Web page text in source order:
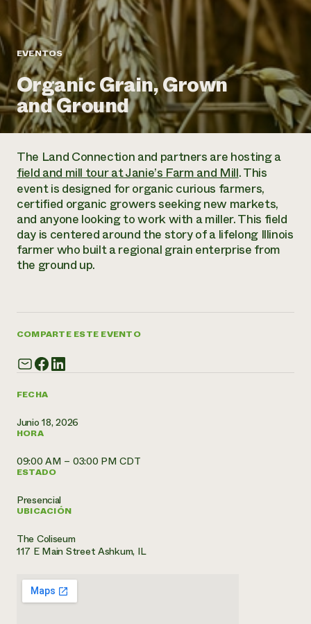
Informes anuales y financieros
Historias de impacto
Informe de
impacto 2024
LEER EL INFORME
Latinos en la agricultura
Sistemas alimentarios locales
Agricultura urbana
Las mujeres en la agricultura
Evento anual de reciclaje de productos electrónicos
Programa de descuentos de NorthWestern Energy
Servicios energéticos comerciales
Servicios energéticos residenciales
LIHEAP
Centro de intercambio de información AgriSolar
Blog
Podcasts
Publicaciones
Cursos cortos
Vídeos
Oportunidades de financiación
Noticias
Internship Hub
Buscar prácticas
Contratar a un becario
Asociaciones empresariales
Donar
Donaciones planificadas
Boletín
Consultas de los medios de comunicación
Todos
contribuyen a la
resiliencia de la
comunidad.
DONAR AHORA
EVENTOS
Organic Grain, Grown
and Ground
FECHA
Junio 18, 2026
HORA
09:00 AM – 03:00 PM CDT
ESTADO
Presencial
UBICACIÓN
The Coliseum
117 E Main Street Ashkum, IL
The Land Connection and partners are hosting a
field and mill tour at Janie’s Farm and Mill. This
event is designed for organic curious farmers,
certified organic growers seeking new markets,
and anyone looking to work with a miller. This field
day is centered around the story of a lifelong Illinois
farmer who built a regional grain enterprise from
the ground up.
COMPARTE ESTE EVENTO